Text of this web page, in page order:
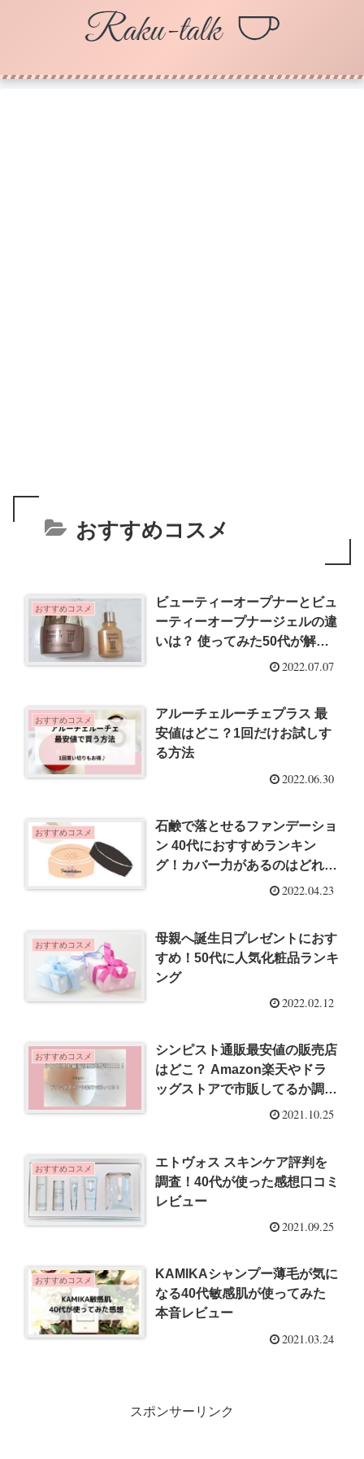
おすすめコスメ
おすすめコスメ
ビューティーオープナーとビュ
ーティーオープナージェルの違
いは？ 使ってみた50代が解
2022.07.07
おすすめコスメ
アルーチェルーチェプラス 最
安値はどこ？1回だけお試しす
る方法
2022.06.30
おすすめコスメ
石鹸で落とせるファンデーショ
ン 40代におすすめランキン
グ！カバー力があるのはどれ？
2022.04.23
おすすめコスメ
母親へ誕生日プレゼントにおす
すめ！50代に人気化粧品ランキ
ング
2022.02.12
おすすめコスメ
シンピスト通販最安値の販売店
はどこ？ Amazon楽天やドラ
ッグストアで市販してるか調
2021.10.25
おすすめコスメ
エトヴォス スキンケア評判を
調査！40代が使った感想口コミ
レビュー
2021.09.25
おすすめコスメ
KAMIKAシャンプー薄毛が気に
なる40代敏感肌が使ってみた
本音レビュー
2021.03.24
スポンサーリンク